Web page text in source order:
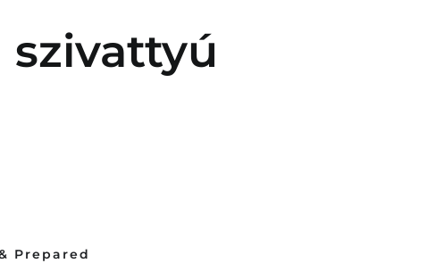
szivattyú
Prepared